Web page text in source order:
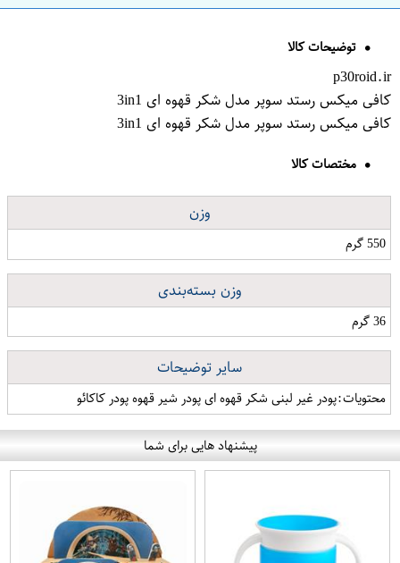
توضیحات کالا
p30roid.ir
کافی میکس رستد سوپر مدل شکر قهوه ای 3in1
کافی میکس رستد سوپر مدل شکر قهوه ای 3in1
مختصات کالا
وزن
550 گرم
وزن بسته‌بندی
36 گرم
سایر توضیحات
محتویات:پودر غیر لبنی شکر قهوه ای پودر شیر قهوه پودر کاکائو
پیشنهاد هایی برای شما